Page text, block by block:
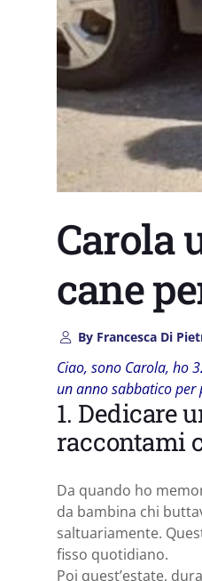
Carola
cane
ByFrancesca Di
Ciao, sono Carola, ho
un anno sabbatico per
1. Dedicare
raccontami
Da quando ho
da bambina chi
saltuariamente.
fisso quotidiano.
Poi quest’estate,